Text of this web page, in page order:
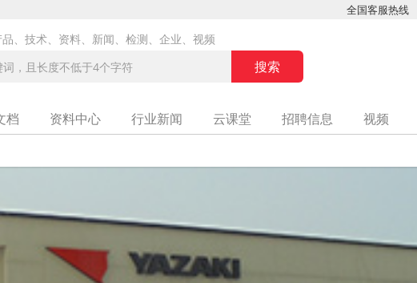
品、技术、资料、新闻、检测、企业、视频
全国客服热线
档 资料中心 行业新闻 云课堂 招聘信息 视频